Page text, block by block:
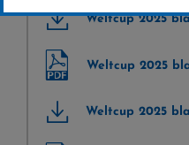
Weltcup 2025
Weltcup 2025
Weltcup 2025